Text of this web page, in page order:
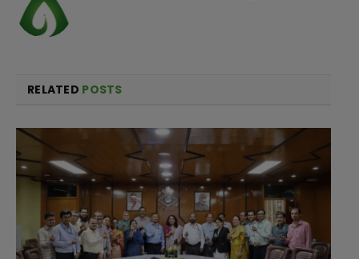
RELATED POSTS